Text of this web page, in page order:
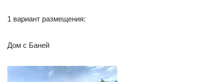
1 вариант размещения:
Дом с Баней